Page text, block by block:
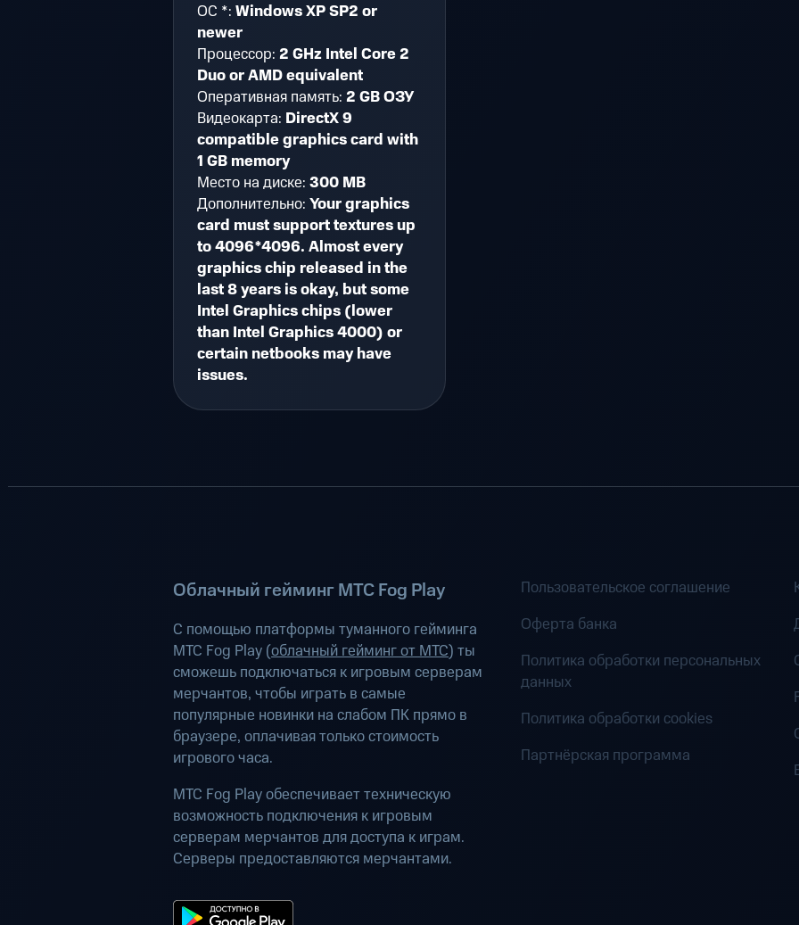
ОС *: Windows XP SP2 or
newer
Процессор: 2 GHz Intel Core 2
Duo or AMD equivalent
Оперативная память: 2 GB ОЗУ
Видеокарта: DirectX 9
compatible graphics card with
1 GB memory
Место на диске: 300 MB
Дополнительно: Your graphics
card must support textures up
to 4096*4096. Almost every
graphics chip released in the
last 8 years is okay, but some
Intel Graphics chips (lower
than Intel Graphics 4000) or
certain netbooks may have
issues.
Облачный гейминг МТС Fog Play
С помощью платформы туманного гейминга
МТС Fog Play (облачный гейминг от МТС) ты
сможешь подключаться к игровым серверам
мерчантов, чтобы играть в самые
популярные новинки на слабом ПК прямо в
браузере, оплачивая только стоимость
игрового часа.
МТС Fog Play обеспечивает техническую
возможность подключения к игровым
серверам мерчантов для доступа к играм.
Серверы предоставляются мерчантами.
Пользовательское соглашение
Оферта банка
Политика обработки персональных
данных
Политика обработки cookies
Партнёрская программа